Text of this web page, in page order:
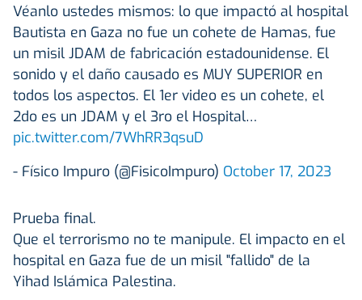
Véanlo ustedes mismos: lo que impactó al hospital
Bautista en Gaza no fue un cohete de Hamas, fue
un misil JDAM de fabricación estadounidense. El
sonido y el daño causado es MUY SUPERIOR en
todos los aspectos. El 1er video es un cohete, el
2do es un JDAM y el 3ro el Hospital…
pic.twitter.com/7WhRR3qsuD
- Físico Impuro (@FisicoImpuro) October 17, 2023
Prueba final.
Que el terrorismo no te manipule. El impacto en el
hospital en Gaza fue de un misil "fallido" de la
Yihad Islámica Palestina.